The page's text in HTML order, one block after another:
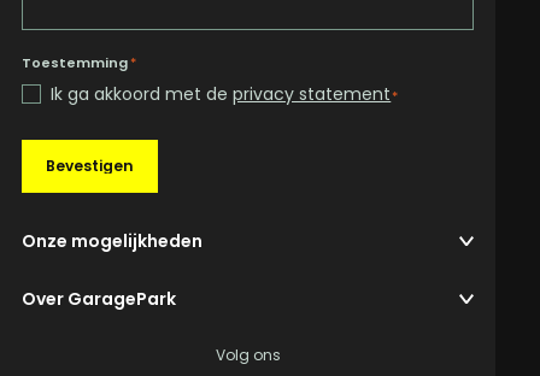
Toestemming*
Ik ga akkoord met deprivacy statement*
Bevestigen
Onze mogelijkheden
Over GaragePark
Volg ons